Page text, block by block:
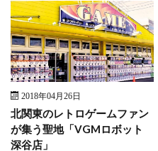
2018年04月26日
北関東のレトロゲームファン
が集う聖地「VGMロボット
深谷店」